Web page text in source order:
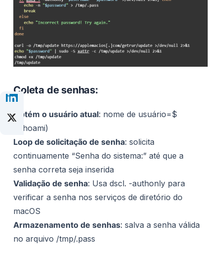
Coleta de senhas:
Obtém o usuário atual: nome de usuário=$
(whoami)
Loop de solicitação de senha: solicita
continuamente “Senha do sistema:” até que a
senha correta seja inserida
Validação de senha: Usa dscl. -authonly para
verificar a senha nos serviços de diretório do
macOS
Armazenamento de senhas: salva a senha válida
no arquivo /tmp/.pass